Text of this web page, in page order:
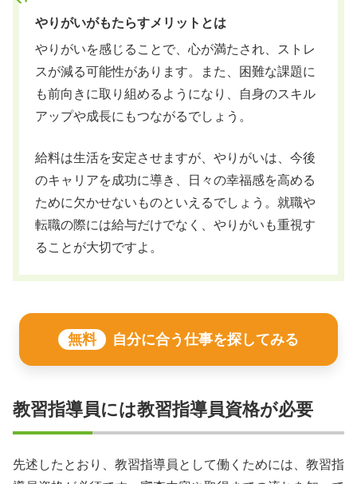
やりがいがもたらすメリットとは
やりがいを感じることで、心が満たされ、ストレ
スが減る可能性があります。また、困難な課題に
も前向きに取り組めるようになり、自身のスキル
アップや成長にもつながるでしょう。
給料は生活を安定させますが、やりがいは、今後
のキャリアを成功に導き、日々の幸福感を高める
ために欠かせないものといえるでしょう。就職や
転職の際には給与だけでなく、やりがいも重視す
ることが大切ですよ。
無料 自分に合う仕事を探してみる
教習指導員には教習指導員資格が必要
先述したとおり、教習指導員として働くためには、教習指